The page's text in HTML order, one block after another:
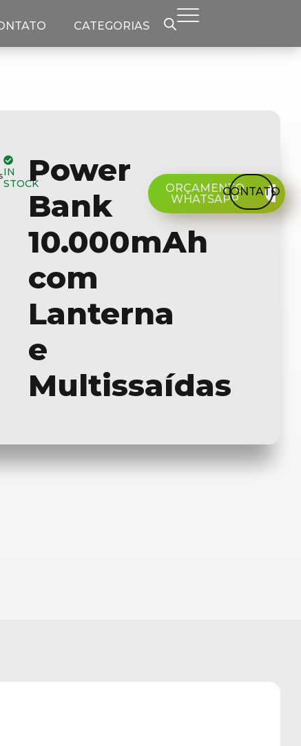
CATEGORIAS
IN
STOCKPower
Bank
10.000mAh
com
Lanterna
e
Multissaídas
ORÇAMENTO
WHATSAPP
CONTATO